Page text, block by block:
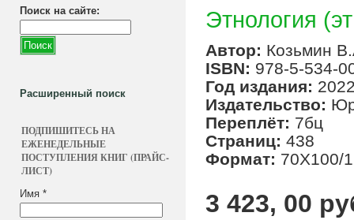
Поиск на сайте:
Расширенный поиск
ПОДПИШИТЕСЬ НА
ЕЖЕНЕДЕЛЬНЫЕ
ПОСТУПЛЕНИЯ КНИГ (ПРАЙС-
ЛИСТ)
Имя *
Этнология
Автор: Козьмин
ISBN: 978-5-534-
Год издания:
Издательство:
Переплёт: 7бц
Страниц: 438
Формат: 70Х100/
3 423, 00